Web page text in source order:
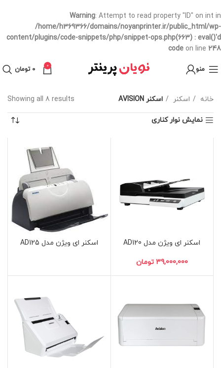
Warning: Attempt to read property "ID" on int in
/home/h369366/domains/noyanprinter.ir/public_html/wp-
content/plugins/code-snippets/php/snippet-ops.php(663) : eval()'d
code on line 248
منو 0
0 تومان
خانه اسکنر اسکنر AVISION Showing all 8 results
نمایش نوار کناری
اسکنر ای ویژن مدل AD120
تومان
اسکنر ای ویژن مدل AD125